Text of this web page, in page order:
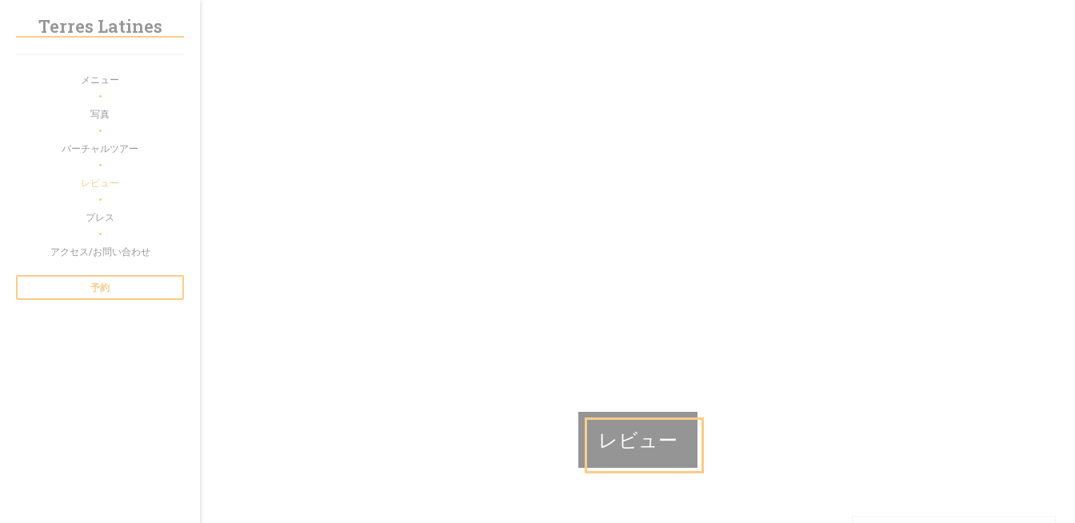
Terres Latines
メニュー
写真
バーチャルツアー
レビュー
プレス
アクセス/お問い合わせ
予約
レビュー